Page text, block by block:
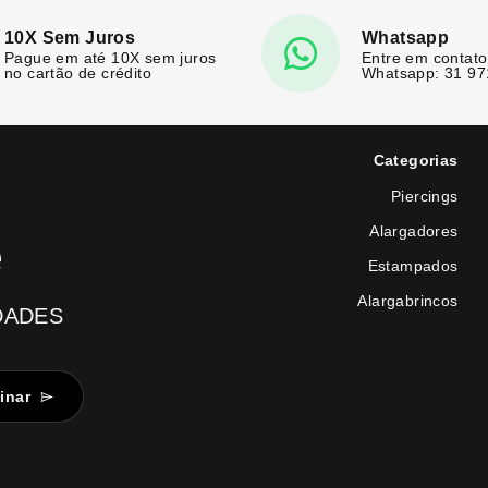
10X Sem Juros
Pague em até 10X sem juros
no cartão de crédito
Whatsapp
Entre em
Whatsapp: 31
Categorias
Piercings
Alargadores
Estampados
Alargabrincos